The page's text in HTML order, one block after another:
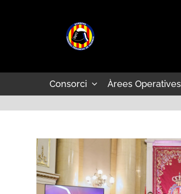
Consorci Àrees Operatives